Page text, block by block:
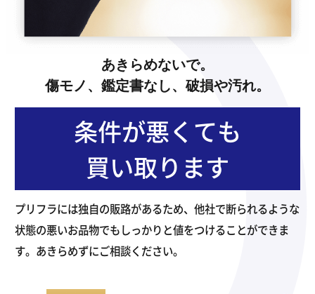
あきらめないで。
傷モノ、鑑定書なし、破損や汚れ。
条件が悪くても
買い取ります
プリフラには独自の販路があるため、他社で断られるような
状態の悪いお品物でもしっかりと値をつけることができま
す。あきらめずにご相談ください。